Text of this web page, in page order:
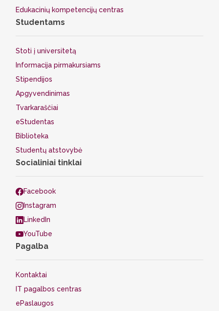
Edukacinių kompetencijų centras
Studentams
Stoti į universitetą
Informacija pirmakursiams
Stipendijos
Apgyvendinimas
Tvarkaraščiai
eStudentas
Biblioteka
Studentų atstovybė
Socialiniai tinklai
Facebook
Instagram
LinkedIn
YouTube
Pagalba
Kontaktai
IT pagalbos centras
ePaslaugos